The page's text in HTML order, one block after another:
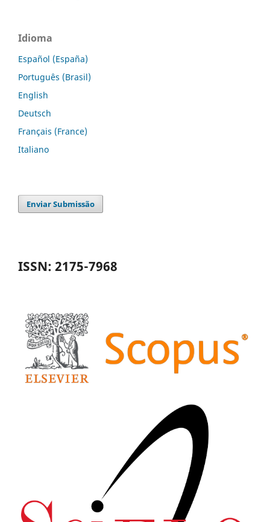
Idioma
Español (España)
Português (Brasil)
English
Deutsch
Français (France)
Italiano
Enviar Submissão
ISSN: 2175-7968